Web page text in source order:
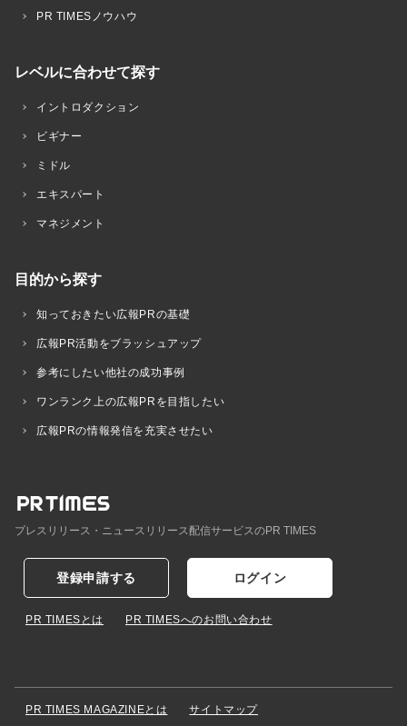
PR TIMESノウハウ
レベルに合わせて探す
イントロダクション
ビギナー
ミドル
エキスパート
マネジメント
目的から探す
知っておきたい広報PRの基礎
広報PR活動をブラッシュアップ
参考にしたい他社の成功事例
ワンランク上の広報PRを目指したい
広報PRの情報発信を充実させたい
プレスリリース・ニュースリリース配信サービスのPR TIMES
登録申請する ログイン
PR TIMESとは PR TIMESへのお問い合わせ
PR TIMES MAGAZINEとは サイトマップ